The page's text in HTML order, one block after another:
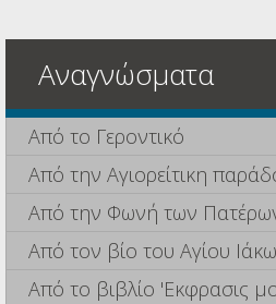
Αναγνώσματα
Από το Γεροντικό
Από την Αγιορείτικη
Από την Φωνή των
Από τον βίο του Αγίου
Από το βιβλίο 'Εκφρασις